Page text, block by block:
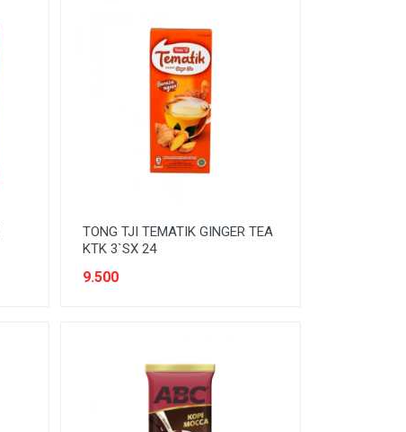
TONG TJI TEMATIK GINGER TEA
KTK 3`SX 24
9.500